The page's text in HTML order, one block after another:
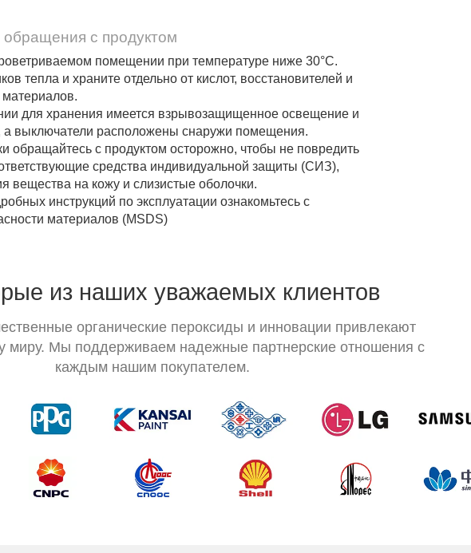
обращения с продуктом
помещении при температуре ниже 30°C.
тепла и храните отдельно от кислот, восстановителей и
для хранения имеется взрывозащищенное освещение и
выключатели расположены снаружи помещения.
обращайтесь с продуктом осторожно, чтобы не повредить
средства индивидуальной защиты (СИЗ),
вещества на кожу и слизистые оболочки.
инструкций по эксплуатации ознакомьтесь с
материалов (MSDS)
из наших уважаемых клиентов
органические пероксиды и инновации привлекают
миру. Мы поддерживаем надежные партнерские отношения с
каждым нашим покупателем.